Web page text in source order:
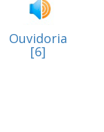
Ouvidoria
[6]